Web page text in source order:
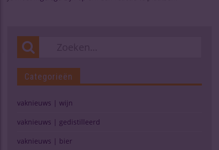
Categorieën
vaknieuws | wijn
vaknieuws | gedistilleerd
vaknieuws | bier